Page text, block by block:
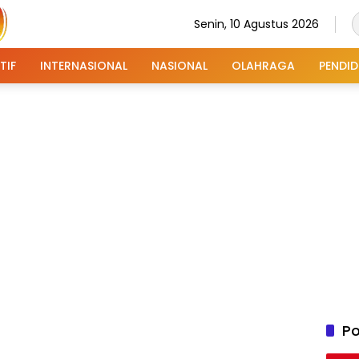
Senin, 10 Agustus 2026
INTERNASIONAL NASIONAL OLAHRAGA